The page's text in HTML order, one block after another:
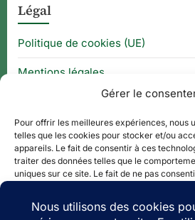
Gérer le
Pour offrir les meilleures expériences, nous
telles que les cookies pour stocker et/ou
appareils. Le fait de consentir à ces
traiter des données telles que le
uniques sur ce site. Le fait de ne pas
Légal
Politique de cookies (UE)
Mentions légales
Thématique